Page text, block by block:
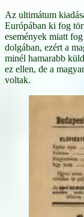
Az ultimátum
Európában ki fog
események miatt
dolgában, ezért a
minél hamarabb
ez ellen, de a
voltak.